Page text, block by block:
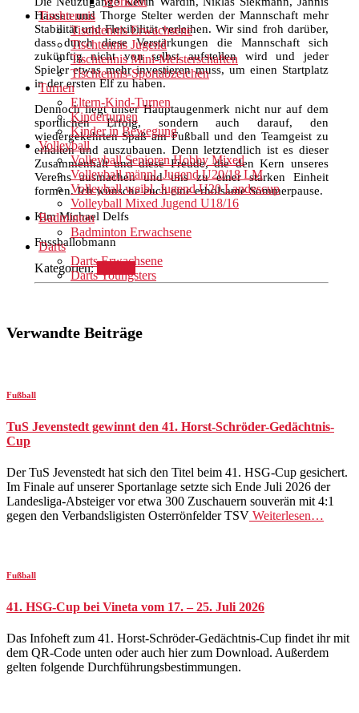
Tischtennis
Tischtennis Erwachsene
Tischtennis Jugend
Tischtennis Mini-Meisterschaften
Tischtennis-Sportabzeichen
Turnen
Eltern-Kind-Turnen
Kinderturnen
Kinder in Bewegung
Volleyball
Volleyball Senioren Hobby Mixed
Volleyball männl. Jugend U20/18 LM
Volleyball weibl. Jugend U20 Landescup
Volleyball Mixed Jugend U18/16
Badminton
Badminton Erwachsene
Darts
Darts Erwachsene
Darts Youngsters
Hansen und Thorge Stelter werden der Mannschaft mehr
Stabilität und Flexibilität verleihen. Wir sind froh darüber,
dass durch diese Verstärkungen die Mannschaft sich
zukünftig nicht von selbst aufstellen wird und jeder
Spieler etwas mehr investieren muss, um einen Startplatz
in der ersten Elf zu haben.
Dennoch liegt unser Hauptaugenmerk nicht nur auf dem
sportlichen Erfolg, sondern auch darauf, den
wiedergekehrten Spaß am Fußball und den Teamgeist zu
erhalten und auszubauen. Denn letztendlich ist es dieser
Zusammenhalt und diese Freude, die den Kern unseres
Vereins ausmachen und uns zu einer starken Einheit
formen. Ich wünsche euch eine erholsame Sommerpause.
Kim Michael Delfs
Fussballobmann
Kategorien:Fußball
Verwandte Beiträge
Fußball
TuS Jevenstedt gewinnt den 41. Horst-Schröder-Gedächtnis-
Cup
Der TuS Jevenstedt hat sich den Titel beim 41. HSG-Cup gesichert.
Im Finale auf unserer Sportanlage setzte sich Ende Juli 2026 der
Landesliga-Absteiger vor etwa 300 Zuschauern souverän mit 4:1
gegen den Verbandsligisten Osterrönfelder TSV Weiterlesen…
Fußball
41. HSG-Cup bei Vineta vom 17. – 25. Juli 2026
Das Infoheft zum 41. Horst-Schröder-Gedächtnis-Cup findet ihr mit
dem QR-Code unten oder auch hier zum Download. Außerdem
gelten folgende Durchführungsbestimmungen.